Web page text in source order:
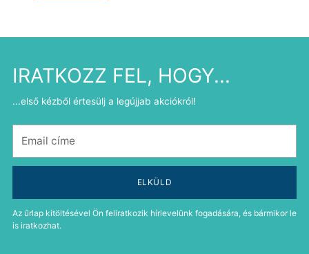
IRATKOZZ FEL, HOGY...
...első kézből értesülj a legújjab akciókról!
címe
ELKÜLD
Az űrlap kitöltésével Ön feliratkozik hírlevelünk fogadására, és bármikor le
is iratkozhat.